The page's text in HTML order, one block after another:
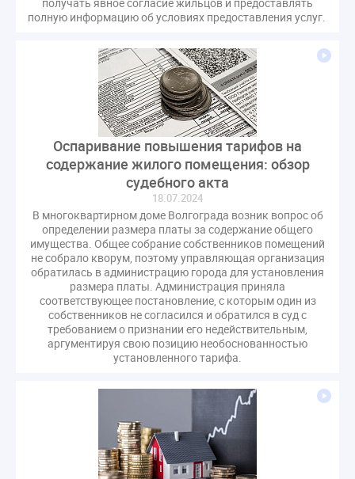
полную информацию об условиях предоставления услуг.
Оспаривание повышения тарифов на
содержание жилого помещения: обзор
судебного акта
18.07.2024
В многоквартирном доме Волгограда возник вопрос об
определении размера платы за содержание общего
имущества. Общее собрание собственников помещений
не собрало кворум, поэтому управляющая организация
обратилась в администрацию города для установления
размера платы. Администрация приняла
соответствующее постановление, с которым один из
собственников не согласился и обратился в суд с
требованием о признании его недействительным,
аргументируя свою позицию необоснованностью
установленного тарифа.